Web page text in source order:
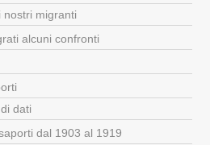
nostri migranti
alcuni confronti
dati
dal 1903 al 1919